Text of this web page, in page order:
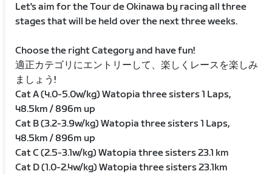
Let's aim for the Tour de Okinawa by racing all three
stages that will be held over the next three weeks.
Choose the right Category and have fun!
適正カテゴリにエントリーして、楽しくレースを楽しみ
ましょう!
Cat A (4.0-5.0w/kg) Watopia three sisters 1 Laps,
48.5km / 896m up
Cat B (3.2-3.9w/kg) Watopia three sisters 1 Laps,
48.5km / 896m up
Cat C (2.5-3.1w/kg) Watopia three sisters 23.1 km
Cat D (1.0-2.4w/kg) Watopia three sisters 23.1km